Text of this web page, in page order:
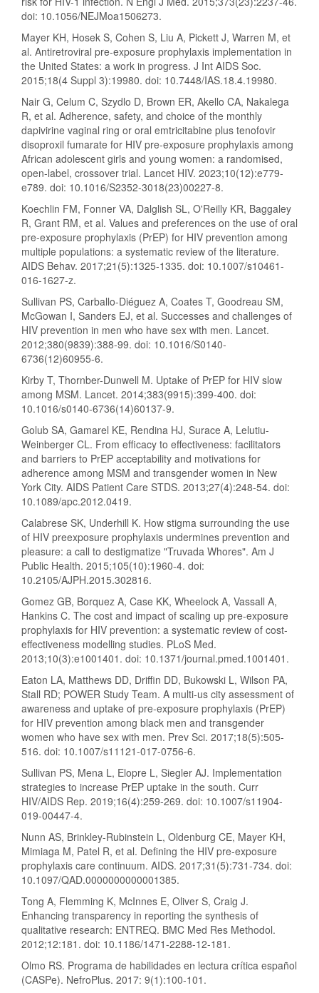
doi: 10.1056/NEJMoa1506273.
Mayer KH, Hosek S, Cohen S, Liu A, Pickett J, Warren M, et
al. Antiretroviral pre-exposure prophylaxis implementation in
the United States: a work in progress. J Int AIDS Soc.
2015;18(4 Suppl 3):19980. doi: 10.7448/IAS.18.4.19980.
Nair G, Celum C, Szydlo D, Brown ER, Akello CA, Nakalega
R, et al. Adherence, safety, and choice of the monthly
dapivirine vaginal ring or oral emtricitabine plus tenofovir
disoproxil fumarate for HIV pre-exposure prophylaxis among
African adolescent girls and young women: a randomised,
open-label, crossover trial. Lancet HIV. 2023;10(12):e779-
e789. doi: 10.1016/S2352-3018(23)00227-8.
Koechlin FM, Fonner VA, Dalglish SL, O'Reilly KR, Baggaley
R, Grant RM, et al. Values and preferences on the use of oral
pre-exposure prophylaxis (PrEP) for HIV prevention among
multiple populations: a systematic review of the literature.
AIDS Behav. 2017;21(5):1325-1335. doi: 10.1007/s10461-
016-1627-z.
Sullivan PS, Carballo-Diéguez A, Coates T, Goodreau SM,
McGowan I, Sanders EJ, et al. Successes and challenges of
HIV prevention in men who have sex with men. Lancet.
2012;380(9839):388-99. doi: 10.1016/S0140-
6736(12)60955-6.
Kirby T, Thornber-Dunwell M. Uptake of PrEP for HIV slow
among MSM. Lancet. 2014;383(9915):399-400. doi:
10.1016/s0140-6736(14)60137-9.
Golub SA, Gamarel KE, Rendina HJ, Surace A, Lelutiu-
Weinberger CL. From efficacy to effectiveness: facilitators
and barriers to PrEP acceptability and motivations for
adherence among MSM and transgender women in New
York City. AIDS Patient Care STDS. 2013;27(4):248-54. doi:
10.1089/apc.2012.0419.
Calabrese SK, Underhill K. How stigma surrounding the use
of HIV preexposure prophylaxis undermines prevention and
pleasure: a call to destigmatize "Truvada Whores". Am J
Public Health. 2015;105(10):1960-4. doi:
10.2105/AJPH.2015.302816.
Gomez GB, Borquez A, Case KK, Wheelock A, Vassall A,
Hankins C. The cost and impact of scaling up pre-exposure
prophylaxis for HIV prevention: a systematic review of cost-
effectiveness modelling studies. PLoS Med.
2013;10(3):e1001401. doi: 10.1371/journal.pmed.1001401.
Eaton LA, Matthews DD, Driffin DD, Bukowski L, Wilson PA,
Stall RD; POWER Study Team. A multi-us city assessment of
awareness and uptake of pre-exposure prophylaxis (PrEP)
for HIV prevention among black men and transgender
women who have sex with men. Prev Sci. 2017;18(5):505-
516. doi: 10.1007/s11121-017-0756-6.
Sullivan PS, Mena L, Elopre L, Siegler AJ. Implementation
strategies to increase PrEP uptake in the south. Curr
HIV/AIDS Rep. 2019;16(4):259-269. doi: 10.1007/s11904-
019-00447-4.
Nunn AS, Brinkley-Rubinstein L, Oldenburg CE, Mayer KH,
Mimiaga M, Patel R, et al. Defining the HIV pre-exposure
prophylaxis care continuum. AIDS. 2017;31(5):731-734. doi:
10.1097/QAD.0000000000001385.
Tong A, Flemming K, McInnes E, Oliver S, Craig J.
Enhancing transparency in reporting the synthesis of
qualitative research: ENTREQ. BMC Med Res Methodol.
2012;12:181. doi: 10.1186/1471-2288-12-181.
Olmo RS. Programa de habilidades en lectura crítica español
(CASPe). NefroPlus. 2017: 9(1):100-101.